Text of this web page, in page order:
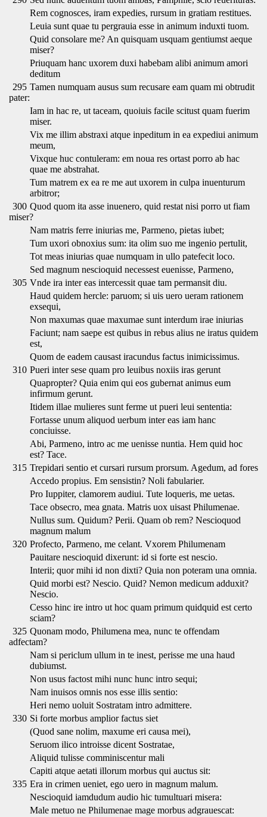
Rem cognosces, iram expedies, rursum in gratiam restitues.
Leuia sunt quae tu pergrauia esse in animum induxti tuom.
Quid consolare me? An quisquam usquam gentiumst aeque
miser?
Priuquam hanc uxorem duxi habebam alibi animum amori
deditum
295 Tamen numquam ausus sum recusare eam quam mi obtrudit
pater:
Iam in hac re, ut taceam, quoiuis facile scitust quam fuerim
miser.
Vix me illim abstraxi atque inpeditum in ea expediui animum
meum,
Vixque huc contuleram: em noua res ortast porro ab hac
quae me abstrahat.
Tum matrem ex ea re me aut uxorem in culpa inuenturum
arbitror;
300 Quod quom ita asse inuenero, quid restat nisi porro ut fiam
miser?
Nam matris ferre iniurias me, Parmeno, pietas iubet;
Tum uxori obnoxius sum: ita olim suo me ingenio pertulit,
Tot meas iniurias quae numquam in ullo patefecit loco.
Sed magnum nescioquid necessest euenisse, Parmeno,
305 Vnde ira inter eas intercessit quae tam permansit diu.
Haud quidem hercle: paruom; si uis uero ueram rationem
exsequi,
Non maxumas quae maxumae sunt interdum irae iniurias
Faciunt; nam saepe est quibus in rebus alius ne iratus quidem
est,
Quom de eadem causast iracundus factus inimicissimus.
310 Pueri inter sese quam pro leuibus noxiis iras gerunt
Quapropter? Quia enim qui eos gubernat animus eum
infirmum gerunt.
Itidem illae mulieres sunt ferme ut pueri leui sententia:
Fortasse unum aliquod uerbum inter eas iam hanc
conciuisse.
Abi, Parmeno, intro ac me uenisse nuntia. Hem quid hoc
est? Tace.
315 Trepidari sentio et cursari rursum prorsum. Agedum, ad fores
Accedo propius. Em sensistin? Noli fabularier.
Pro Iuppiter, clamorem audiui. Tute loqueris, me uetas.
Tace obsecro, mea gnata. Matris uox uisast Philumenae.
Nullus sum. Quidum? Perii. Quam ob rem? Nescioquod
magnum malum
320 Profecto, Parmeno, me celant. Vxorem Philumenam
Pauitare nescioquid dixerunt: id si forte est nescio.
Interii; quor mihi id non dixti? Quia non poteram una omnia.
Quid morbi est? Nescio. Quid? Nemon medicum adduxit?
Nescio.
Cesso hinc ire intro ut hoc quam primum quidquid est certo
sciam?
325 Quonam modo, Philumena mea, nunc te offendam
adfectam?
Nam si periclum ullum in te inest, perisse me una haud
dubiumst.
Non usus factost mihi nunc hunc intro sequi;
Nam inuisos omnis nos esse illis sentio:
Heri nemo uoluit Sostratam intro admittere.
330 Si forte morbus amplior factus siet
(Quod sane nolim, maxume eri causa mei),
Seruom ilico introisse dicent Sostratae,
Aliquid tulisse comminiscentur mali
Capiti atque aetati illorum morbus qui auctus sit:
335 Era in crimen ueniet, ego uero in magnum malum.
Nescioquid iamdudum audio hic tumultuari misera:
Male metuo ne Philumenae mage morbus adgrauescat: